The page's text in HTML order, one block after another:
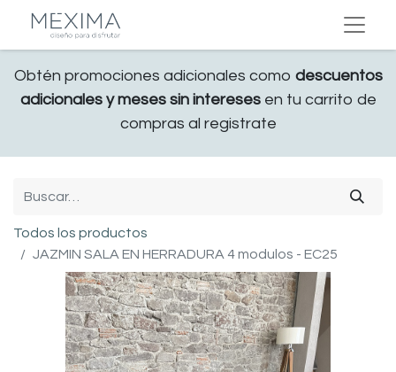
Obtén promociones adicionales como descuentos
adicionales y meses sin interesesen tu carrito de
compras al registrate
Todos los productos
JAZMIN SALA EN HERRADURA 4 modulos - EC25